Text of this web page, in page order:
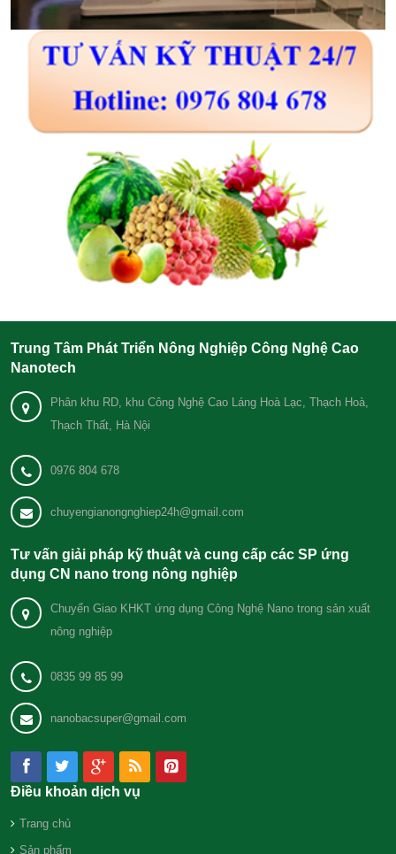
Trung Tâm Phát Triển Nông Nghiệp Công Nghệ Cao
Nanotech
Phân khu RD, khu Công Nghệ Cao Láng Hoà Lạc, Thạch Hoà,
Thạch Thất, Hà Nội
0976 804 678
chuyengianongnghiep24h@gmail.com
Tư vấn giải pháp kỹ thuật và cung cấp các SP ứng
dụng CN nano trong nông nghiệp
Chuyển Giao KHKT ứng dụng Công Nghệ Nano trong sản xuất
nông nghiệp
0835 99 85 99
nanobacsuper@gmail.com
Điều khoản dịch vụ
Trang chủ
Sản phẩm